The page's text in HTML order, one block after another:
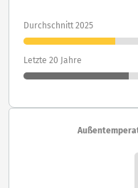
Durchschnitt 2025
Letzte 20 Jahre